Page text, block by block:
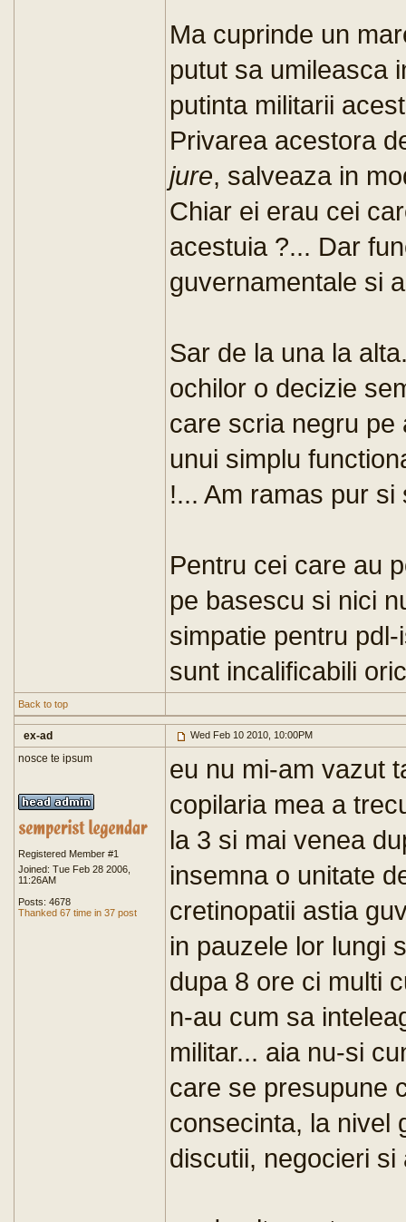
Ma cuprinde un
putut sa umileasca
putinta militarii
Privarea acestora
jure, salveaza in
Chiar ei erau cei
acestuia ?... Dar
guvernamentale si
Sar de la una la
ochilor o decizie
care scria negru pe
unui simplu
!... Am ramas pur
Pentru cei care au
pe basescu si nici
simpatie pentru
sunt incalificabili
Back to top
ex-ad Wed Feb 10 2010, 10:00PM
nosce te ipsum
Registered Member #1
Joined: Tue Feb 28 2006,
11:26AM
Posts: 4678
Thanked 67 time in 37 post
eu nu mi-am vazut
copilaria mea a
la 3 si mai venea
insemna o unitate
cretinopatii astia
in pauzele lor lungi
dupa 8 ore ci multi
n-au cum sa
militar... aia nu-si
care se presupune
consecinta, la nivel
discutii, negocieri